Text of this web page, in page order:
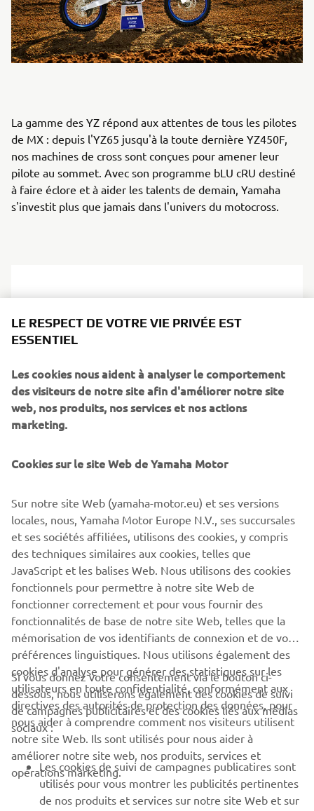
La gamme des YZ répond aux attentes de tous les pilotes
de MX : depuis l'YZ65 jusqu'à la toute dernière YZ450F,
nos machines de cross sont conçues pour amener leur
pilote au sommet. Avec son programme bLU cRU destiné
à faire éclore et à aider les talents de demain, Yamaha
s'investit plus que jamais dans l'univers du motocross.
.
.
CORPORATE
PROS & B2B
PLUS YAMAHA
LE RESPECT DE VOTRE VIE PRIVÉE EST
ESSENTIEL
Les cookies nous aident à analyser le comportement
des visiteurs de notre site afin d'améliorer notre site
web, nos produits, nos services et nos actions
marketing.
Cookies sur le site Web de Yamaha Motor
Sur notre site Web (yamaha-motor.eu) et ses versions
locales, nous, Yamaha Motor Europe N.V., ses succursales
et ses sociétés affiliées, utilisons des cookies, y compris
des techniques similaires aux cookies, telles que
JavaScript et les balises Web. Nous utilisons des cookies
fonctionnels pour permettre à notre site Web de
fonctionner correctement et pour vous fournir des
fonctionnalités de base de notre site Web, telles que la
mémorisation de vos identifiants de connexion et de vos
préférences linguistiques. Nous utilisons également des
cookies d'analyse pour générer des statistiques sur les
utilisateurs en toute confidentialité, conformément aux
directives des autorités de protection des données, pour
nous aider à comprendre comment nos visiteurs utilisent
notre site Web. Ils sont utilisés pour nous aider à
améliorer notre site web, nos produits, services et
opérations marketing.
Si vous donnez votre consentement via le bouton ci-
dessous, nous utiliserons également des cookies de suivi
de campagnes publicitaires et des cookies liés aux médias
sociaux :
Les cookies de suivi de campagnes publicatires sont
utilisés pour vous montrer les publicités pertinentes
de nos produits et services sur notre site Web et sur